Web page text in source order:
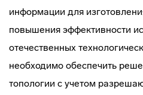
информации для
повышения эффективности
отечественных
необходимо обеспечить
топологии с учетом